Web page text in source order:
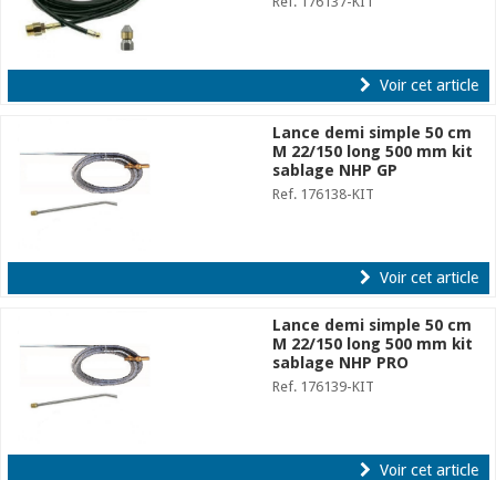
Voir cet article
Lance demi simple 50 cm
M 22/150 long 500 mm kit
sablage NHP GP
Ref. 176138-KIT
Voir cet article
Lance demi simple 50 cm
M 22/150 long 500 mm kit
sablage NHP PRO
Ref. 176139-KIT
Voir cet article